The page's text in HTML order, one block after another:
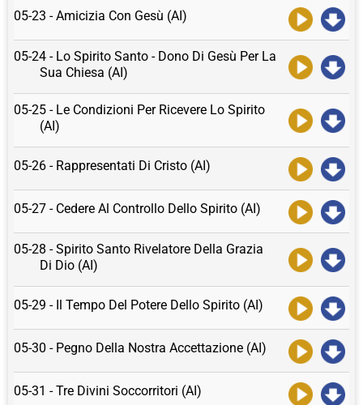
05-23 - Amicizia Con Gesù (AI)
05-24 - Lo Spirito Santo - Dono Di Gesù Per La
Sua Chiesa (AI)
05-25 - Le Condizioni Per Ricevere Lo Spirito
(AI)
05-26 - Rappresentati Di Cristo (AI)
05-27 - Cedere Al Controllo Dello Spirito (AI)
05-28 - Spirito Santo Rivelatore Della Grazia
Di Dio (AI)
05-29 - Il Tempo Del Potere Dello Spirito (AI)
05-30 - Pegno Della Nostra Accettazione (AI)
05-31 - Tre Divini Soccorritori (AI)